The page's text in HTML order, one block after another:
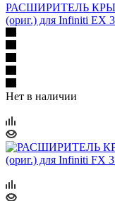
РАСШИРИТЕЛЬ
(ориг.) для Infiniti EX
Нет в наличии